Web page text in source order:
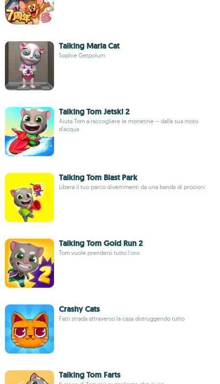
Talking Maria Cat
Sophie Getpolum
Talking Tom Jetski 2
Aiuta Tom a raccogliere le monetine -- dalla sua moto
d'acqua
Talking Tom Blast Park
Libera il tuo parco divertimenti da una banda di procioni
Talking Tom Gold Run 2
Tom vuole prendersi tutto l'oro
Crashy Cats
Fatti strada attraverso la casa distruggendo tutto
Talking Tom Farts